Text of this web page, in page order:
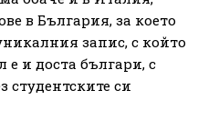
в България, за което
запис, с който
и доста българи, с
студентските си